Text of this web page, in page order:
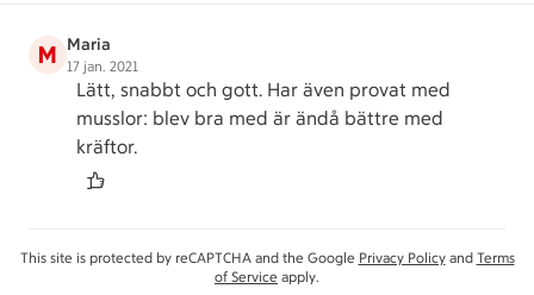
M Maria
17 jan. 2021
Lätt, snabbt och gott. Har även provat med
musslor: blev bra med är ändå bättre med
kräftor.
This site is protected by reCAPTCHA and the Google Privacy Policyand Terms
of Service apply.